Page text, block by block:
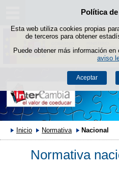
Política
Esta web utiliza cookies propias
de terceros para obtener
Puede obtener más información
aviso
Aceptar
Inicio Normativa Nacional
Normativa